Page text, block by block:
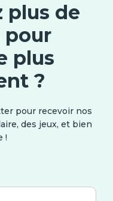
plus de
pour
plus
?
pour recevoir nos
des jeux, et bien
!